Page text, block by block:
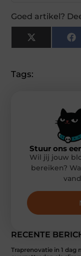
Goed artikel?
X
(Twitter)
Tags:
RECENTE
Traprenovatie in 1 dag
Stuur ons
Wil jij jouw
bereiken?